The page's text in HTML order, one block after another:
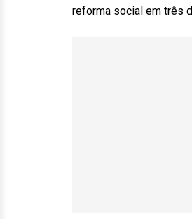
reforma social em três